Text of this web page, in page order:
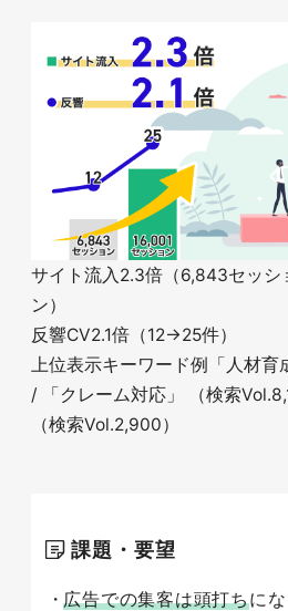
サイト流入2.3倍（6,843セッシ
ン）
反響CV2.1倍（12→25件）
上位表示キーワード例「人材育
/ 「クレーム対応」 （検索
（検索Vol.2,900）
課題・要望
広告での集客は頭打ちに